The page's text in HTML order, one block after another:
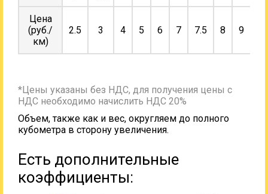
Цена
(руб./
км)
2.5 3 4 5 6 7 7.5 8 9
*Цены указаны без НДС, для получения цены с
НДС необходимо начислить НДС 20%
Объем, также как и вес, округляем до полного
кубометра в сторону увеличения.
Есть дополнительные
коэффициенты: